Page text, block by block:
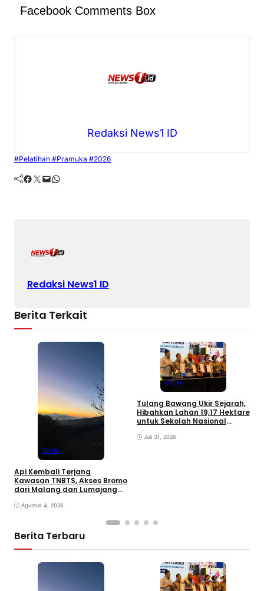
Facebook Comments Box
Redaksi News1 ID
#Pelatihan #Pramuka #2026
Facebook Twitter Mail WhatsApp
Redaksi News1 ID
Berita Terkait
Berita
Api Kembali Terjang
Kawasan TNBTS, Akses Bromo
dari Malang dan Lumajang
Agustus 4, 2026
Berita
Tulang Bawang Ukir Sejarah,
Hibahkan Lahan 19,17 Hektare
untuk Sekolah Nasional
Juli 31, 2026
Berita Terbaru